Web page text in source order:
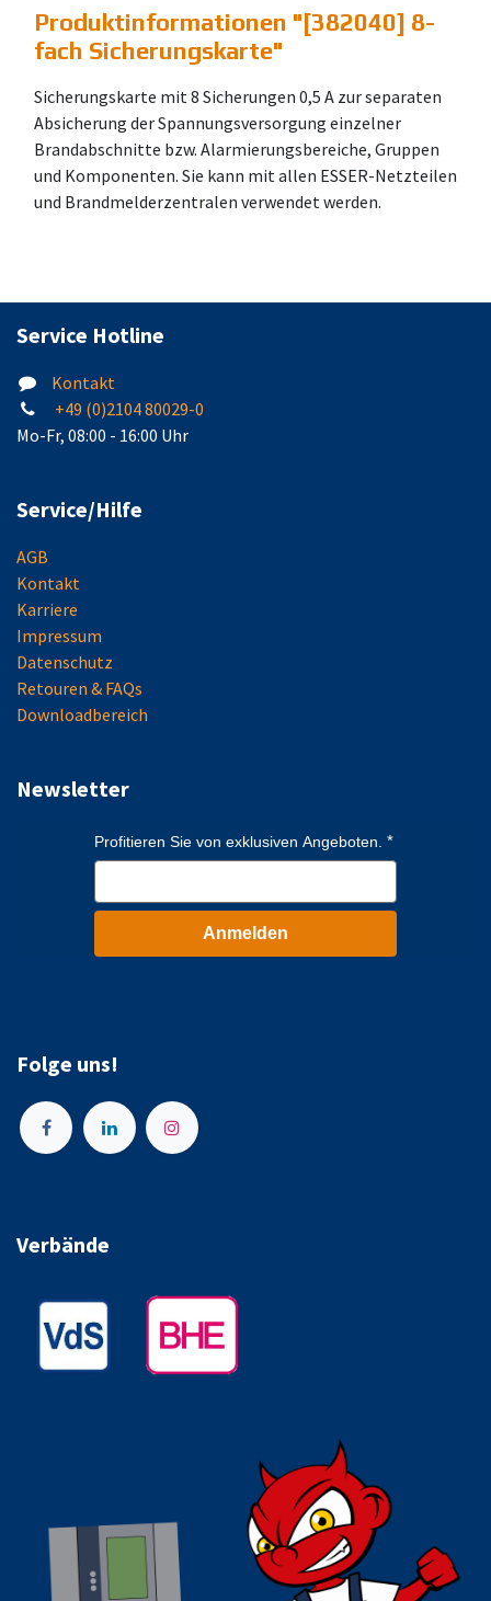
Produktinformationen "[382040] 8-
fach Sicherungskarte"
Sicherungskarte mit 8 Sicherungen 0,5 A zur separaten
Absicherung der Spannungsversorgung einzelner
Brandabschnitte bzw. Alarmierungsbereiche, Gruppen
und Komponenten. Sie kann mit allen ESSER-Netzteilen
und Brandmelderzentralen verwendet werden.
Service Hotline
Kontakt
+49 (0)2104 80029-0
Mo-Fr, 08:00 - 16:00 Uhr
Service/Hilfe
AGB
Kontakt
Karriere
Impressum
Datenschutz
Retouren & FAQs
Downloadbereich
Newsletter
Profitieren Sie von exklusiven Angeboten.
Anmelden
Folge uns!
Verbände